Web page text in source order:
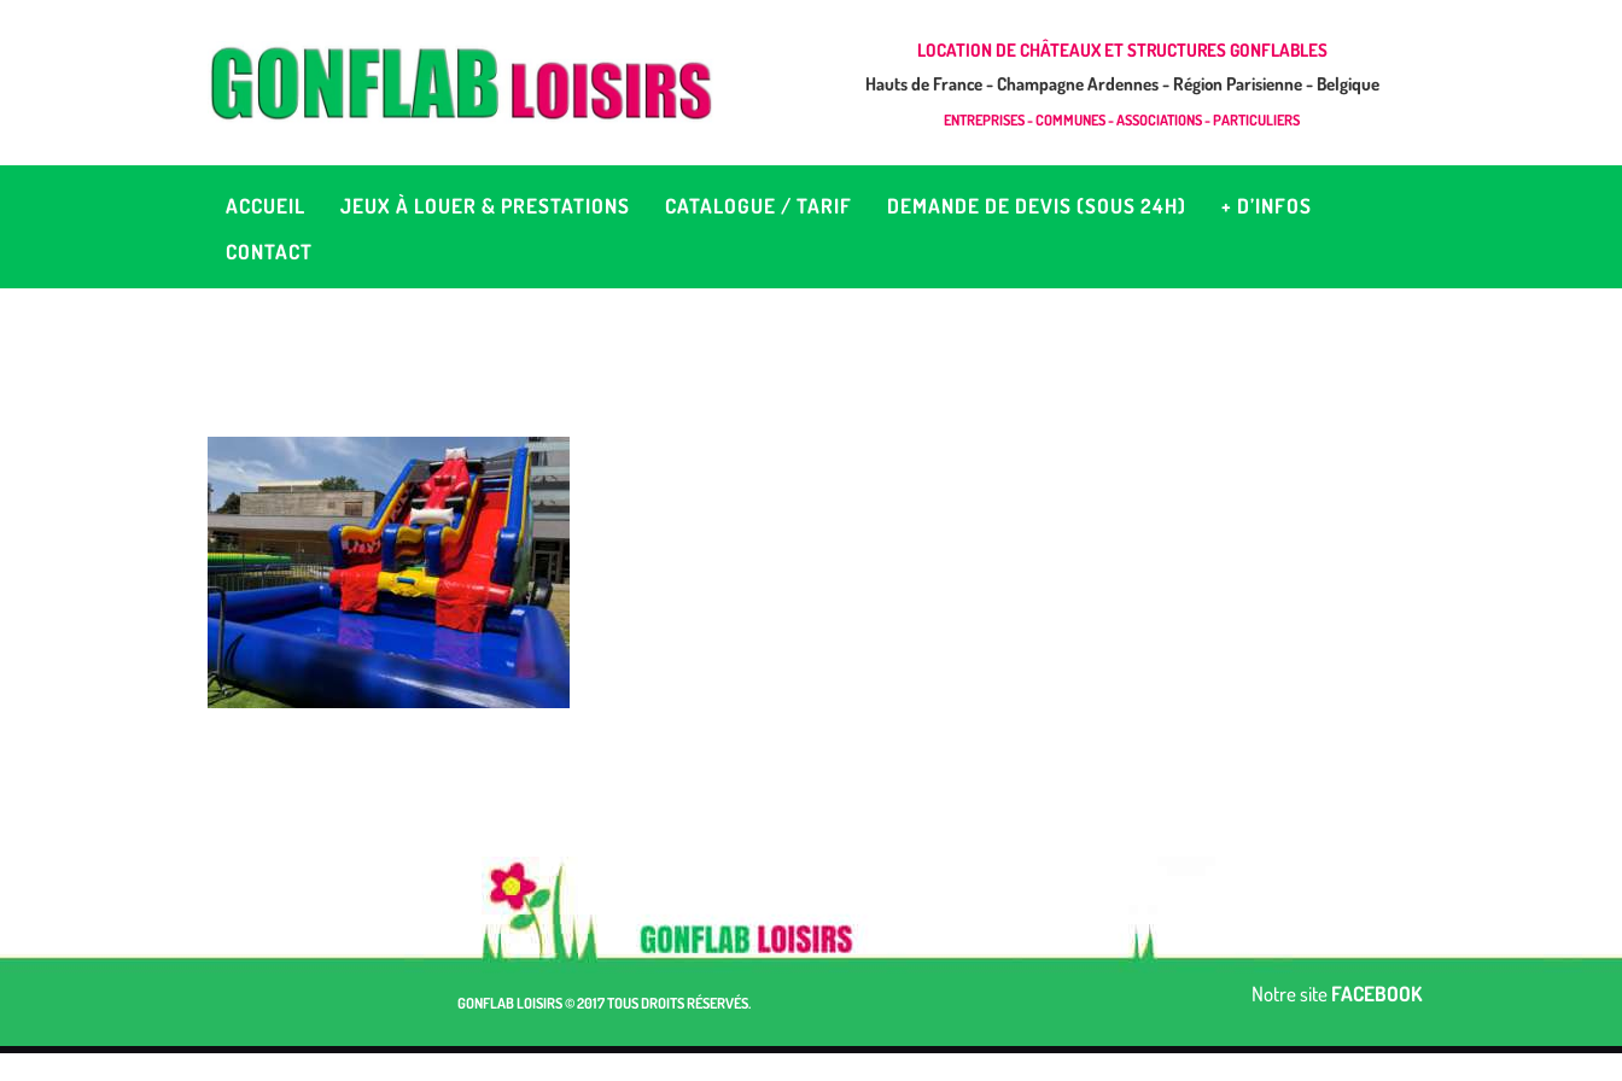
LOCATION DE CHÂTEAUX ET STRUCTURES GONFLABLES
Hauts de France - Champagne Ardennes - Région Parisienne - Belgique
ENTREPRISES - COMMUNES - ASSOCIATIONS - PARTICULIERS
ACCUEIL JEUX À LOUER & PRESTATIONS CATALOGUE / TARIF DEMANDE DE DEVIS (SOUS 24H)
+ D’INFOS
CONTACT
GONFLAB LOISIRS
JEUX À LOUER &
PRESTATIONS
+ D’INFOS
CONTACT
GONFLAB LOISIRS © 2017 TOUS DROITS RÉSERVÉS. Notre siteFACEBOOK